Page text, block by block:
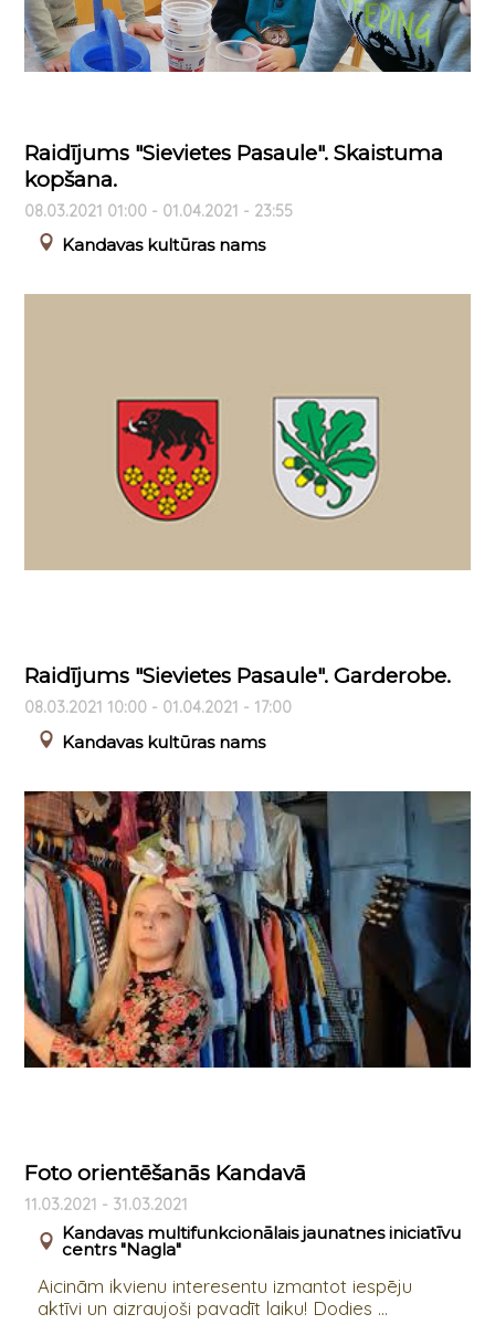
Raidījums "Sievietes Pasaule". Skaistuma
kopšana.
08.03.2021 01:00 - 01.04.2021 - 23:55
Kandavas kultūras nams
Raidījums "Sievietes Pasaule". Garderobe.
08.03.2021 10:00 - 01.04.2021 - 17:00
Kandavas kultūras nams
Foto orientēšanās Kandavā
11.03.2021 - 31.03.2021
Kandavas multifunkcionālais jaunatnes iniciatīvu
centrs "Nagla"
Aicinām ikvienu interesentu izmantot iespēju
aktīvi un aizraujoši pavadīt laiku! Dodies ...